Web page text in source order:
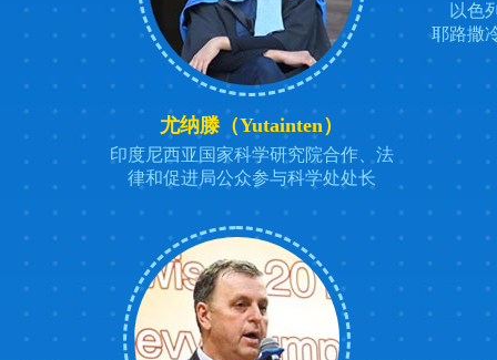
中国科技馆第5000万名观众参观体验活动成功举办
以色
耶路撒
尤纳滕（Yutainten）
印度尼西亚国家科学研究院合作、法
律和促进局公众参与科学处处长